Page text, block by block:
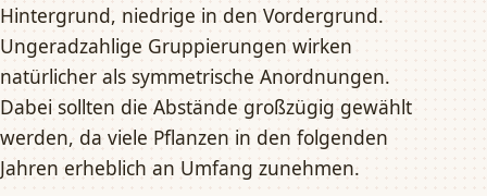
Hintergrund, niedrige in den Vordergrund.
Ungeradzahlige Gruppierungen wirken
natürlicher als symmetrische Anordnungen.
Dabei sollten die Abstände großzügig gewählt
werden, da viele Pflanzen in den folgenden
Jahren erheblich an Umfang zunehmen.